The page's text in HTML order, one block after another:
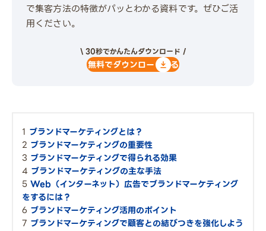
で集客方法の特徴がパッとわかる資料です。ぜひご活
用ください。
\ 30秒でかんたんダウンロード /
無料でダウンロードする
ブランドマーケティングとは？
ブランドマーケティングの重要性
ブランドマーケティングで得られる効果
ブランドマーケティングの主な手法
Web（インターネット）広告でブランドマーケティング
をするには？
ブランドマーケティング活用のポイント
ブランドマーケティングで顧客との結びつきを強化しよう